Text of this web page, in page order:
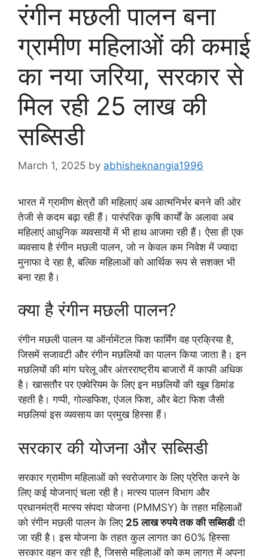
रंगीन मछली पालन बना
ग्रामीण महिलाओं की कमाई
का नया जरिया, सरकार से
मिल रही 25 लाख की
सब्सिडी
March 1, 2025 by abhisheknangia1996
भारत में ग्रामीण क्षेत्रों की महिलाएं अब आत्मनिर्भर बनने की ओर
तेजी से कदम बढ़ा रही हैं। पारंपरिक कृषि कार्यों के अलावा अब
महिलाएं आधुनिक व्यवसायों में भी हाथ आजमा रही हैं। ऐसा ही एक
व्यवसाय है रंगीन मछली पालन, जो न केवल कम निवेश में ज्यादा
मुनाफा दे रहा है, बल्कि महिलाओं को आर्थिक रूप से सशक्त भी
बना रहा है।
क्या है रंगीन मछली पालन?
रंगीन मछली पालन या ऑर्नामेंटल फिश फार्मिंग वह प्रक्रिया है,
जिसमें सजावटी और रंगीन मछलियों का पालन किया जाता है। इन
मछलियों की मांग घरेलू और अंतरराष्ट्रीय बाजारों में काफी अधिक
है। खासतौर पर एक्वेरियम के लिए इन मछलियों की खूब डिमांड
रहती है। गप्पी, गोल्डफिश, एंजल फिश, और बेटा फिश जैसी
मछलियां इस व्यवसाय का प्रमुख हिस्सा हैं।
सरकार की योजना और सब्सिडी
सरकार ग्रामीण महिलाओं को स्वरोजगार के लिए प्रेरित करने के
लिए कई योजनाएं चला रही है। मत्स्य पालन विभाग और
प्रधानमंत्री मत्स्य संपदा योजना (PMMSY) के तहत महिलाओं
को रंगीन मछली पालन के लिए 25 लाख रुपये तक की सब्सिडीदी
जा रही है। इस योजना के तहत कुल लागत का 60% हिस्सा
सरकार वहन कर रही है, जिससे महिलाओं को कम लागत में अपना